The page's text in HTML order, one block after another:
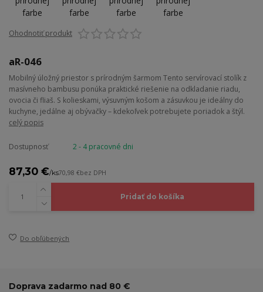
Ohodnotiť produkt
aR-046
Mobilný úložný priestor s prírodným šarmom Tento servírovací stolík z
masívneho bambusu ponúka praktické riešenie na odkladanie riadu,
ovocia či fliaš. S kolieskami, výsuvným košom a zásuvkou je ideálny do
kuchyne, jedálne aj obývačky – kdekoľvek potrebujete poriadok a štýl.
celý popis
Dostupnosť 2 - 4 pracovné dni
87,30 €/ks70,98 €bez DPH
Pridať do košíka
Do obľúbených
Doprava zadarmo nad 80 €